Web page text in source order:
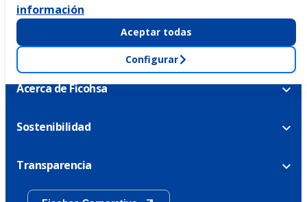
información
Aceptar todas
Configurar
Acerca de Ficohsa
Sostenibilidad
Transparencia